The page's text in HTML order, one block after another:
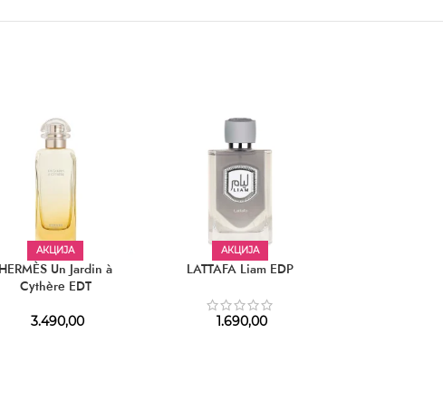
АКЦИЈА
HERMÈS Un Jardin à
Cythère EDT
3.490,00
АКЦИЈА
LATTAFA Liam EDP
1.690,00